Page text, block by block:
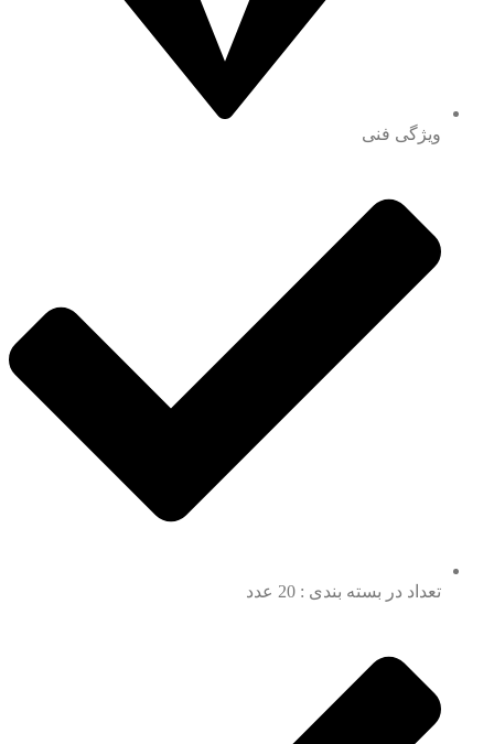
ویژگی فنی
تعداد در بسته بندی : 20 عدد